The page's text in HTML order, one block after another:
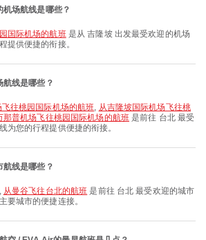
场航线是哪些？
国际机场的航班是从 吉隆坡 出发最受欢迎的机场
提供便捷的衔接。
航线是哪些？
飞往桃园国际机场的航班, 从吉隆坡国际机场飞往桃
那普机场飞往桃园国际机场的航班是前往 台北 最受
为您的行程提供便捷的衔接。
航线是哪些？
, 从曼谷飞往台北的航班 是前往 台北 最受欢迎的城市
要城市的便捷连接。